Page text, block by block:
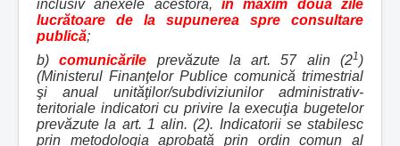
inclusiv anexele acestora, în maxim două zile
lucrătoare de la supunerea spre consultare
publică;
b)comunicările prevăzute la art. 57 alin (21)
(Ministerul Finanţelor Publice comunică trimestrial
şi anual unităţilor/subdiviziunilor administrativ-
teritoriale indicatori cu privire la execuţia bugetelor
prevăzute la art. 1 alin. (2). Indicatorii se stabilesc
prin metodologia aprobată prin ordin comun al